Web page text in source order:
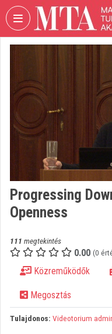
Fejléc kihagyása Menü kihagyása
TORIUM
MAGYAR
TUDOMÁNYOS
AKADÉMIA
Intézményi kezdőlap
Bejelentkezés
Kategóriák
Intézményi listák
Progressing
Openness
111 megtekintés
0.00 (0
Közreműködők
Megosztás
Tulajdonos: Videotorium